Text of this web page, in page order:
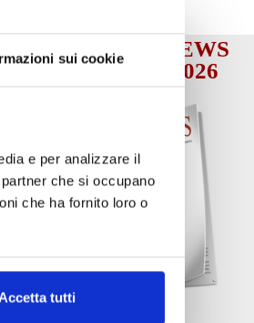
sui cookie
e per analizzare il
che si occupano
che ha fornito loro o
Accetta tutti
ASSINEWS
AGOSTO 2026